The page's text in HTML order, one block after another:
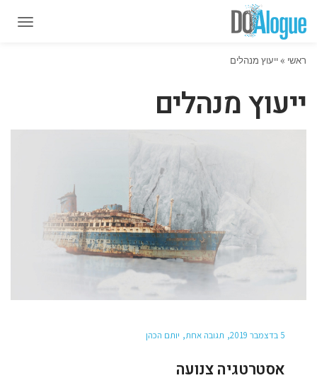
ראשי »ייעוץ מנהלים
ייעוץ מנהלים
5 בדצמבר 2019 תגובה אחת יותם הכהן
אסטרטגיה צנועה